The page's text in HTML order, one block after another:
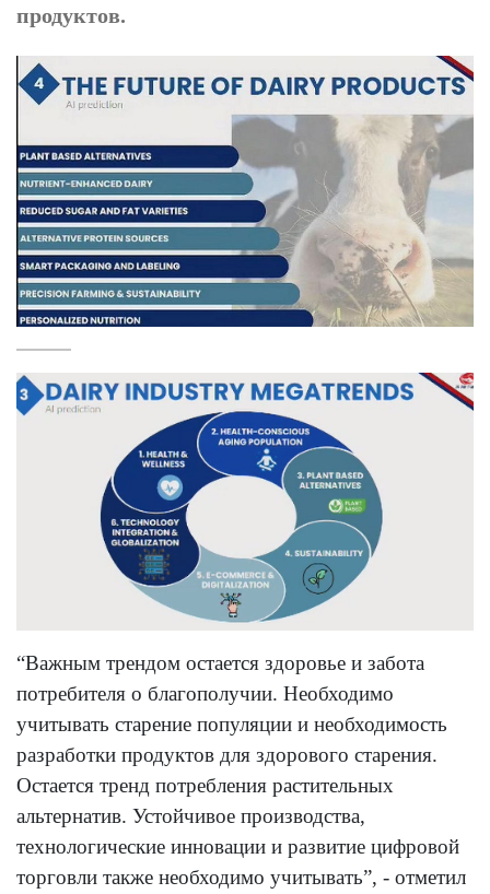
продуктов.
“Важным трендом остается здоровье и забота
потребителя о благополучии. Необходимо
учитывать старение популяции и необходимость
разработки продуктов для здорового старения.
Остается тренд потребления растительных
альтернатив. Устойчивое производства,
технологические инновации и развитие цифровой
торговли также необходимо учитывать”, - отметил